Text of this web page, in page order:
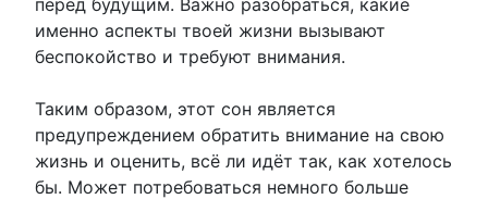
именно аспекты твоей жизни вызывают
беспокойство и требуют внимания.
Таким образом, этот сон является
предупреждением обратить внимание на свою
жизнь и оценить, всё ли идёт так, как хотелось
бы. Может потребоваться немного больше